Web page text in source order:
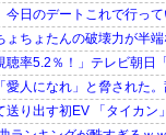
今日のデートこれで行っ
ょちょたんの破壊力が半端
聴率5.2％！」テレビ朝日
愛人になれ」と脅された
送り出す初EV 「タイカン